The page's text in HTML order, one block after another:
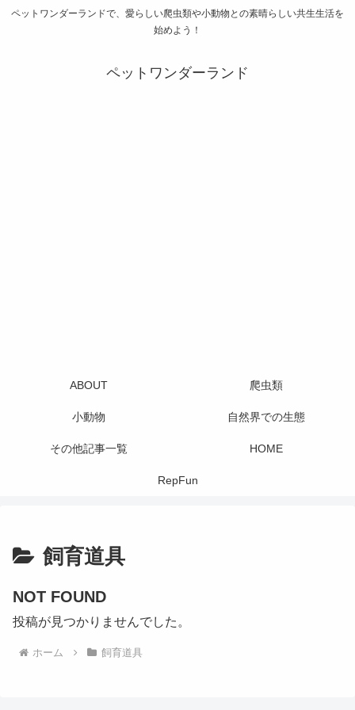
ペットワンダーランドで、愛らしい爬虫類や小動物との素晴らしい共生生活を
始めよう！
ペットワンダーランド
ABOUT 爬虫類
小動物 自然界での生態
その他記事一覧 HOME
RepFun
飼育道具
NOT FOUND
投稿が見つかりませんでした。
ホーム 飼育道具